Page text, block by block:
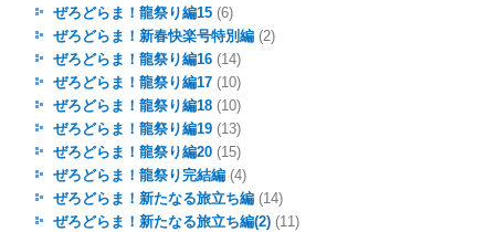
ぜろどらま！龍祭り編15(6)
ぜろどらま！新春快楽号特別編(2)
ぜろどらま！龍祭り編16(14)
ぜろどらま！龍祭り編17(10)
ぜろどらま！龍祭り編18(10)
ぜろどらま！龍祭り編19(13)
ぜろどらま！龍祭り編20(15)
ぜろどらま！龍祭り完結編(4)
ぜろどらま！新たなる旅立ち編(14)
ぜろどらま！新たなる旅立ち編(2)(11)